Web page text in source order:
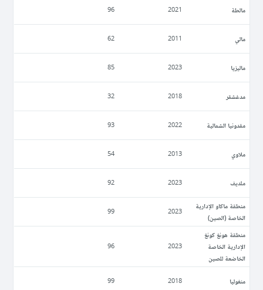
مالطة 2021
96
مالي 2011
62
ماليزيا 2023
85
مدغشقر 2018
32
مقدونيا الشمالية 2022
93
ملاوي 2013
54
ملديف 2023
92
منطقة ماكاو الإدارية
الخاصة (الصين)
2023
99
منطقة هونغ كونغ
الإدارية الخاصة
الخاضعة للصين
2023
96
منغوليا 2018
99